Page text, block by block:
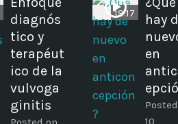
diagnós
tico y
terapéut
ico de la
vulvoga
ginitis
19:17
hay
en
10